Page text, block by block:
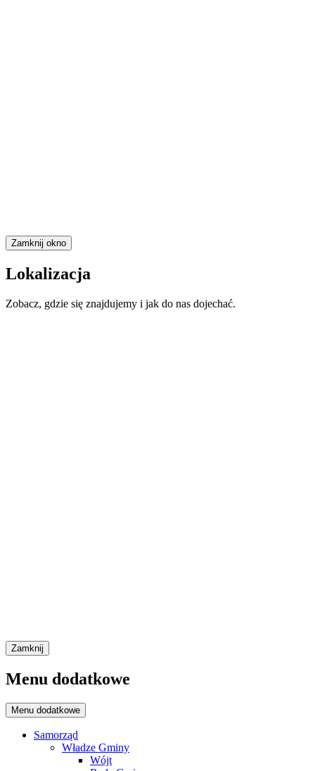
Zamknij okno
Lokalizacja
Zobacz, gdzie się znajdujemy i jak do nas dojechać.
Zamknij
Menu dodatkowe
Menu dodatkowe
Samorząd
Władze Gminy
Wójt